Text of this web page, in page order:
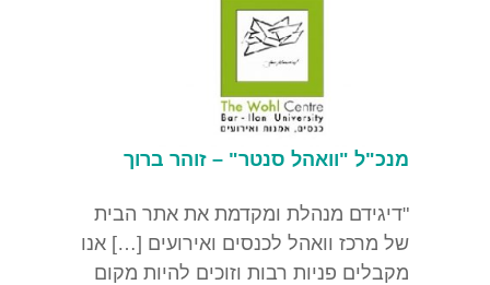
מנכ"ל "וואהל סנטר" – זוהר ברוך
"דיגידם מנהלת ומקדמת את אתר הבית
של מרכז וואהל לכנסים ואירועים […] אנו
מקבלים פניות רבות וזוכים להיות מקום